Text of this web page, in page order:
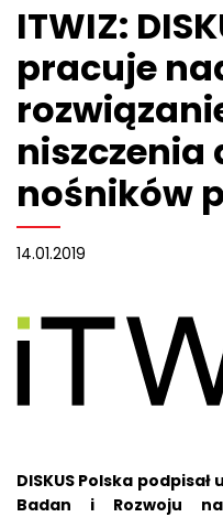
ITWIZ:
pracuje
niszczenia
nośników
14.01.2019
DISKUS Polska
Badan i Rozwoju